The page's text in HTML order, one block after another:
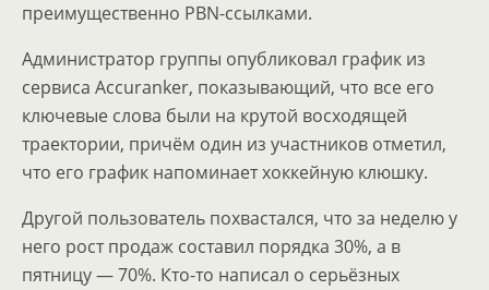
преимущественно PBN-ссылками.
Администратор группы опубликовал график из
сервиса Accuranker, показывающий, что все его
ключевые слова были на крутой восходящей
траектории, причём один из участников отметил,
что его график напоминает хоккейную клюшку.
Другой пользователь похвастался, что за неделю у
него рост продаж составил порядка 30%, а в
пятницу — 70%. Кто-то написал о серьёзных